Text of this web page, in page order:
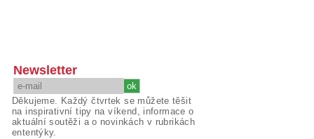
Newsletter
Děkujeme. Každý čtvrtek se můžete těšit
na inspirativní tipy na víkend, informace o
aktuální soutěži a o novinkách v rubrikách
ententýky.